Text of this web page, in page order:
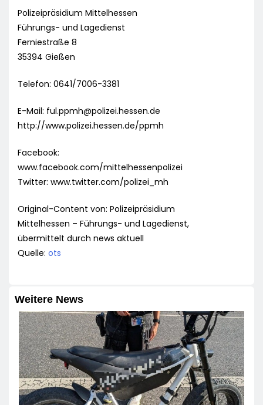
Polizeipräsidium Mittelhessen
Führungs- und Lagedienst
Ferniestraße 8
35394 Gießen
Telefon: 0641/7006-3381
E-Mail: ful.ppmh@polizei.hessen.de
http://www.polizei.hessen.de/ppmh
Facebook:
www.facebook.com/mittelhessenpolizei
Twitter: www.twitter.com/polizei_mh
Original-Content von: Polizeipräsidium
Mittelhessen – Führungs- und Lagedienst,
übermittelt durch news aktuell
Quelle: ots
Weitere News